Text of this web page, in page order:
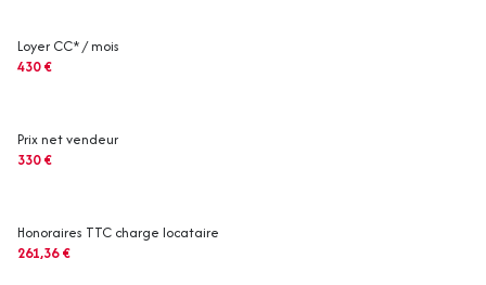
Loyer CC* / mois
430 €
Prix net vendeur
330 €
Honoraires TTC charge locataire
261,36 €